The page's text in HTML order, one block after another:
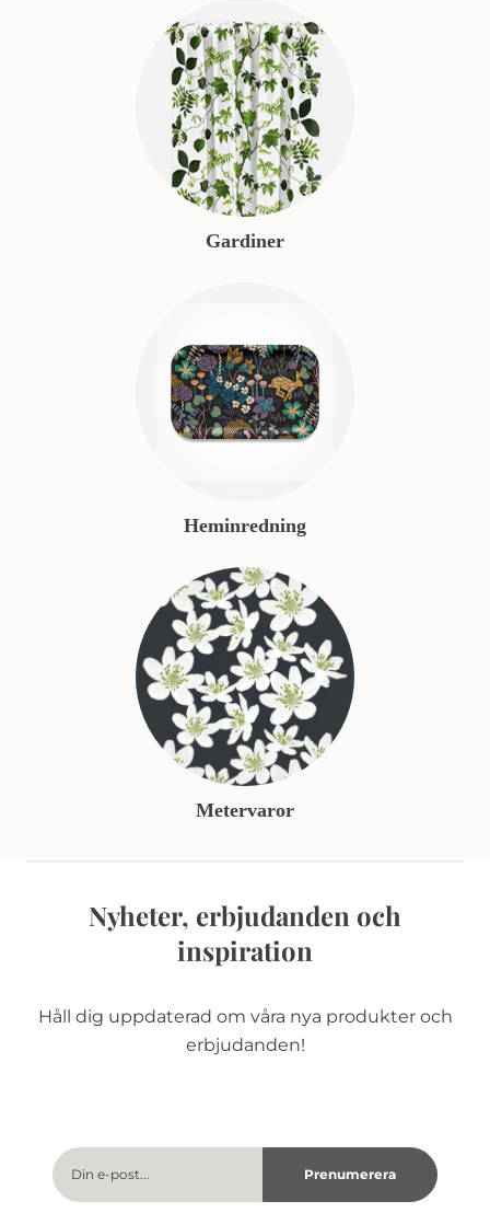
Gardiner
Heminredning
Metervaror
Nyheter, erbjudanden och
inspiration
Håll dig uppdaterad om våra nya produkter och
erbjudanden!